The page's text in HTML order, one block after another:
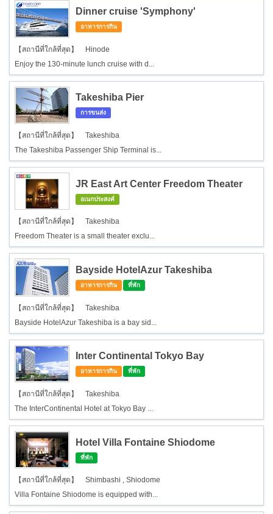
Dinner cruise 'Symphony'
อาหารการกิน
【สถานีที่ใกล้ที่สุด】 Hinode
Enjoy the 130-minute lunch cruise with d...
Takeshiba Pier
การขนส่ง
【สถานีที่ใกล้ที่สุด】 Takeshiba
The Takeshiba Passenger Ship Terminal is...
JR East Art Center Freedom Theater
อเนกประสงค์
【สถานีที่ใกล้ที่สุด】 Takeshiba
Freedom Theater is a small theater exclu...
Bayside HotelAzur Takeshiba
อาหารการกิน ที่พัก
【สถานีที่ใกล้ที่สุด】 Takeshiba
Bayside HotelAzur Takeshiba is a bay sid...
Inter Continental Tokyo Bay
อาหารการกิน ที่พัก
【สถานีที่ใกล้ที่สุด】 Takeshiba
The InterContinental Hotel at Tokyo Bay ...
Hotel Villa Fontaine Shiodome
ที่พัก
【สถานีที่ใกล้ที่สุด】 Shimbashi , Shiodome
Villa Fontaine Shiodome is equipped with...